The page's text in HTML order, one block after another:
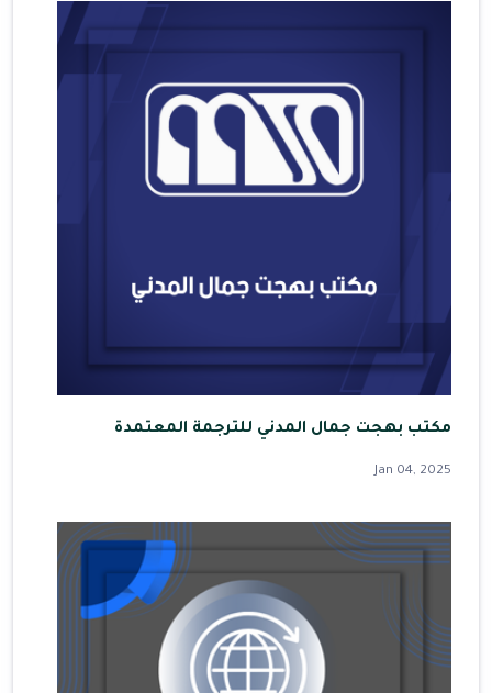
مكتب بهجت جمال المدني للترجمة المعتمدة
Jan 04, 2025